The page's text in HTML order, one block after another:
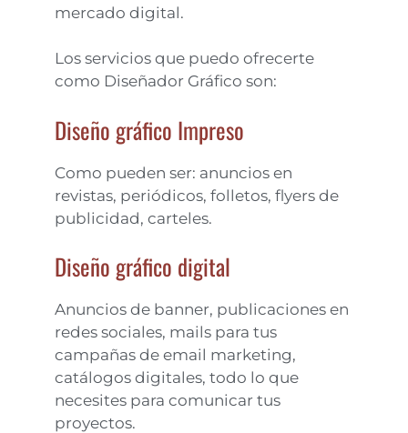
mercado digital.
Los servicios que puedo ofrecerte
como Diseñador Gráfico son:
Diseño gráfico Impreso
Como pueden ser: anuncios en
revistas, periódicos, folletos, flyers de
publicidad, carteles.
Diseño gráfico digital
Anuncios de banner, publicaciones en
redes sociales, mails para tus
campañas de email marketing,
catálogos digitales, todo lo que
necesites para comunicar tus
proyectos.